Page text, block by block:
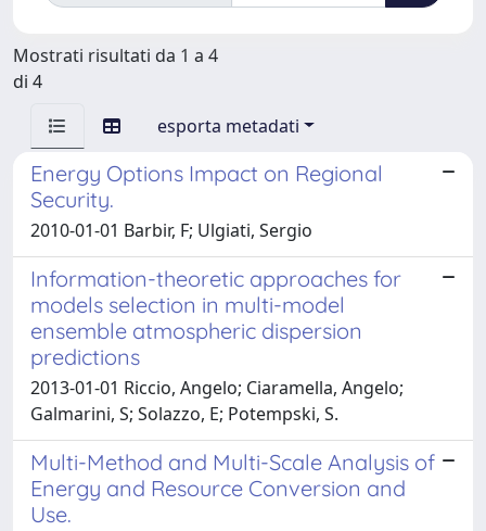
Mostrati risultati da 1 a 4
di 4
esporta metadati
Energy Options Impact on Regional
Security.
2010-01-01 Barbir, F; Ulgiati, Sergio
Information-theoretic approaches for
models selection in multi-model
ensemble atmospheric dispersion
predictions
2013-01-01 Riccio, Angelo; Ciaramella, Angelo;
Galmarini, S; Solazzo, E; Potempski, S.
Multi-Method and Multi-Scale Analysis of
Energy and Resource Conversion and
Use.